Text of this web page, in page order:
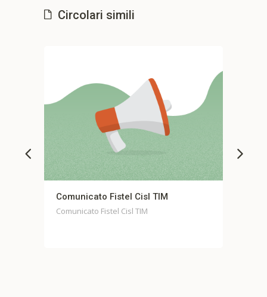
Circolari simili
Comunicato stampa unitario Fondo
Casella